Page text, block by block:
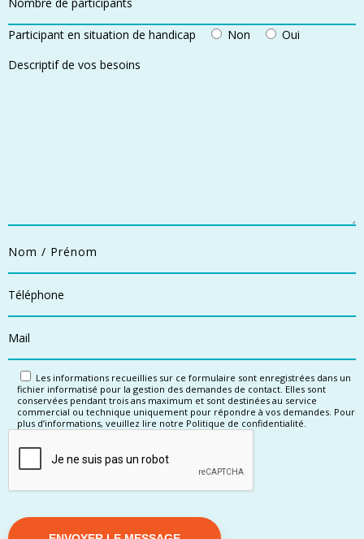
Participant en situation de handicap Non Oui
Les informations recueillies sur ce formulaire sont enregistrées dans un
fichier informatisé pour la gestion des demandes de contact. Elles sont
conservées pendant trois ans maximum et sont destinées au service
commercial ou technique uniquement pour répondre à vos demandes. Pour
plus d’informations, veuillez lire notre Politique de confidentialité.